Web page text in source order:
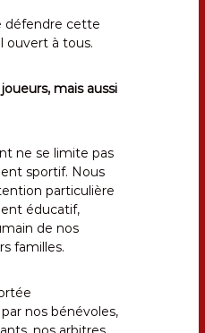
défendre cette
ouvert à tous.
mais aussi
ne se limite pas
sportif. Nous
particulière
éducatif,
de nos
familles.
nos bénévoles,